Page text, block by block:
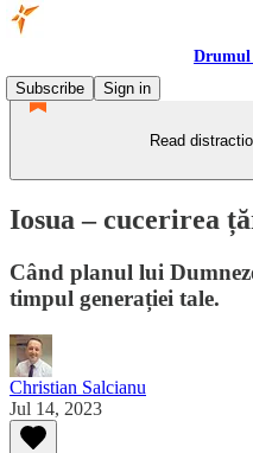
Drumul
Subscribe
Sign in
Read
Iosua – cucerirea
Când planul lui
timpul generației tale.
Christian Salcianu
Jul 14, 2023